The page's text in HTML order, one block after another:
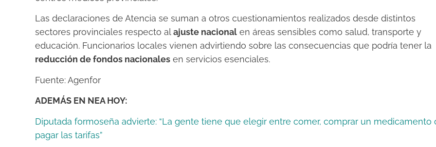
Las declaraciones de Atencia se suman a otros cuestionamientos realizados desde distintos
sectores provinciales respecto alajuste nacional en áreas sensibles como salud, transporte y
educación. Funcionarios locales vienen advirtiendo sobre las consecuencias que podría tener la
reducción de fondos nacionales en servicios esenciales.
Fuente: Agenfor
ADEMÁS EN NEA HOY:
Diputada formoseña advierte: “La gente tiene que elegir entre comer, comprar un medicamento
pagar las tarifas”